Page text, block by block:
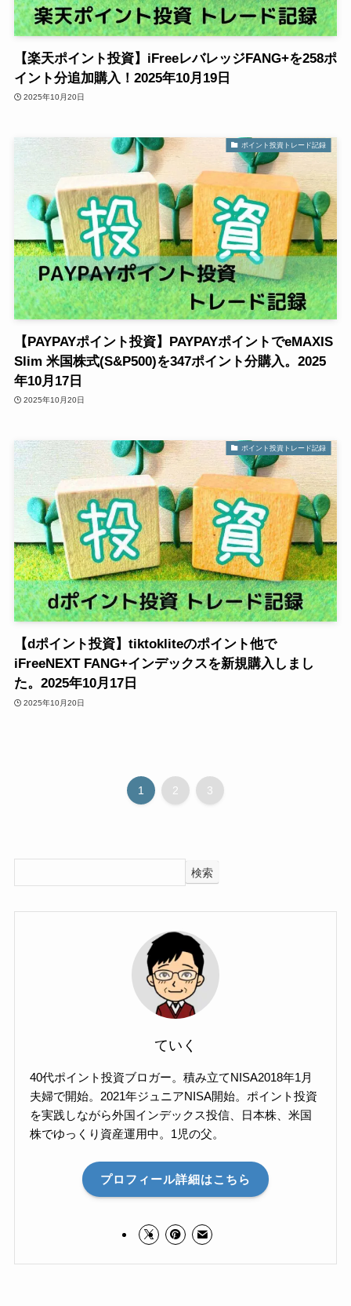
【楽天ポイント投資】iFreeレバレッジFANG+を258ポ
イント分追加購入！2025年10月19日
2025年10月20日
ポイント投資トレード記録
【PAYPAYポイント投資】PAYPAYポイントでeMAXIS
Slim 米国株式(S&P500)を347ポイント分購入。2025
年10月17日
2025年10月20日
ポイント投資トレード記録
【dポイント投資】tiktokliteのポイント他で
iFreeNEXT FANG+インデックスを新規購入しまし
た。2025年10月17日
2025年10月20日
1 2 3
検索
ていく
40代ポイント投資ブロガー。積み立てNISA2018年1月
夫婦で開始。2021年ジュニアNISA開始。ポイント投資
を実践しながら外国インデックス投信、日本株、米国
株でゆっくり資産運用中。1児の父。
プロフィール詳細はこちら